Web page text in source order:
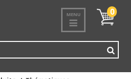
MENU
Mon
panier
0